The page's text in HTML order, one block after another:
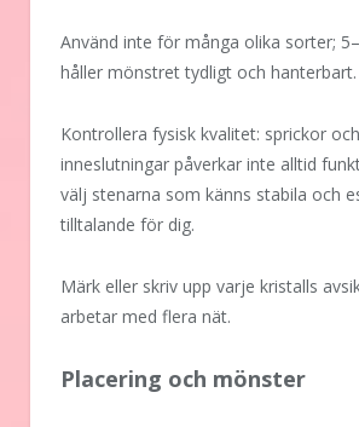
Använd inte för många olika sorter;
håller mönstret tydligt och hanterbart.
Kontrollera fysisk kvalitet: sprickor och
inneslutningar påverkar inte alltid
välj stenarna som känns stabila och
tilltalande för dig.
Märk eller skriv upp varje kristalls
arbetar med flera nät.
Placering och mönster